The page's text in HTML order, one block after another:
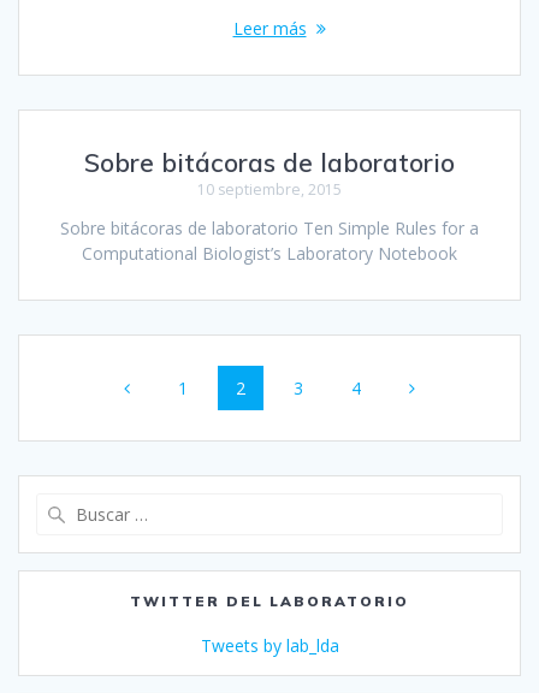
Leer más
Sobre bitácoras de laboratorio
10 septiembre, 2015
Sobre bitácoras de laboratorio Ten Simple Rules for a
Computational Biologist’s Laboratory Notebook
Navegación
entradas
Página
1 Página
2 Página
3 Página
4
TWITTER DEL LABORATORIO
Tweets by lab_lda